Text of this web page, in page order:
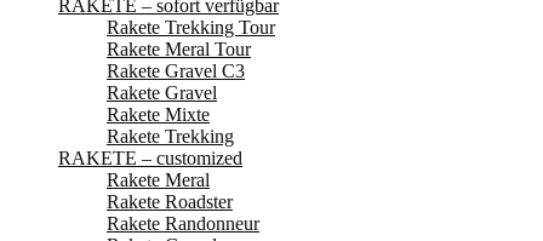
RAKETE – sofort verfügbar
Rakete Trekking Tour
Rakete Meral Tour
Rakete Gravel C3
Rakete Gravel
Rakete Mixte
Rakete Trekking
RAKETE – customized
Rakete Meral
Rakete Roadster
Rakete Randonneur